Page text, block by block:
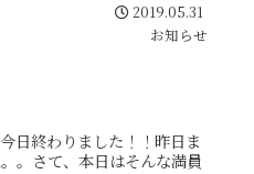
2019.05.31
お知らせ
日終わりました！！昨日ま
。さて、本日はそんな満員